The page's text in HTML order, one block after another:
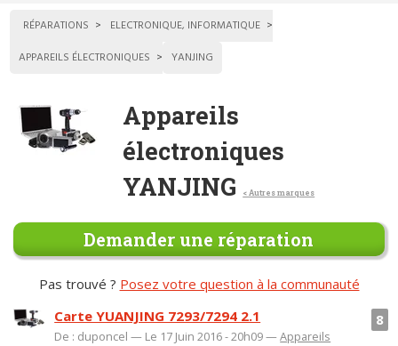
RÉPARATIONS
ELECTRONIQUE, INFORMATIQUE
APPAREILS ÉLECTRONIQUES
YANJING
Appareils
électroniques
YANJING
< Autres marques
Demander une réparation
Pas trouvé ? Posez votre question à la communauté
8
Carte YUANJING 7293/7294 2.1
De : duponcel — Le 17 Juin 2016 - 20h09 —Appareils